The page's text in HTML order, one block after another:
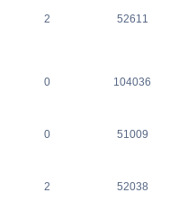
2 52611
0 104036
0 51009
2 52038